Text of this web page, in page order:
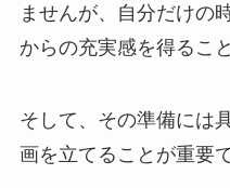
ませんが、自分だけの
からの充実感を得るこ
そして、その準備には
画を立てることが重要で